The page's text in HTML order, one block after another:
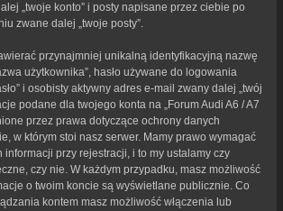
„twoje konto” i posty napisane przez ciebie po
zwane dalej „twoje posty”.
przynajmniej unikalną identyfikacyjną nazwę
użytkownika”, hasło używane do logowania
i osobisty aktywny adres e-mail zwany dalej „twój
podane dla twojego konta na „Forum Audi A6 / A7
przez prawa dotyczące ochrony danych
w którym stoi nasz serwer. Mamy prawo wymagać
przy rejestracji, i to my ustalamy czy
czy nie. W każdym przypadku, masz możliwość
o twoim koncie są wyświetlane publicznie. Co
kontem masz możliwość włączenia lub